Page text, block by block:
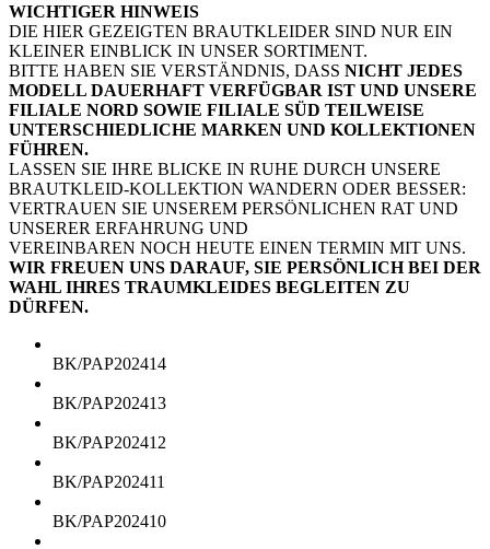
WICHTIGER HINWEIS
DIE HIER GEZEIGTEN BRAUTKLEIDER SIND NUR EIN
KLEINER EINBLICK IN UNSER SORTIMENT.
BITTE HABEN SIE VERSTÄNDNIS, DASS NICHT JEDES
MODELL DAUERHAFT VERFÜGBAR IST UND UNSERE
FILIALE NORD SOWIE FILIALE SÜD TEILWEISE
UNTERSCHIEDLICHE MARKEN UND KOLLEKTIONEN
FÜHREN.
LASSEN SIE IHRE BLICKE IN RUHE DURCH UNSERE
BRAUTKLEID-KOLLEKTION WANDERN ODER BESSER:
VERTRAUEN SIE UNSEREM PERSÖNLICHEN RAT UND
UNSERER ERFAHRUNG UND
VEREINBAREN NOCH HEUTE EINEN TERMIN MIT UNS.
WIR FREUEN UNS DARAUF, SIE PERSÖNLICH BEI DER
WAHL IHRES TRAUMKLEIDES BEGLEITEN ZU
DÜRFEN.
BK/PAP202414
BK/PAP202413
BK/PAP202412
BK/PAP202411
BK/PAP202410